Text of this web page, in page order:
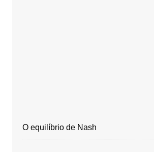
O equilíbrio de Nash